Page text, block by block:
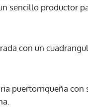
sencillo productor
con un
puertorriqueña con